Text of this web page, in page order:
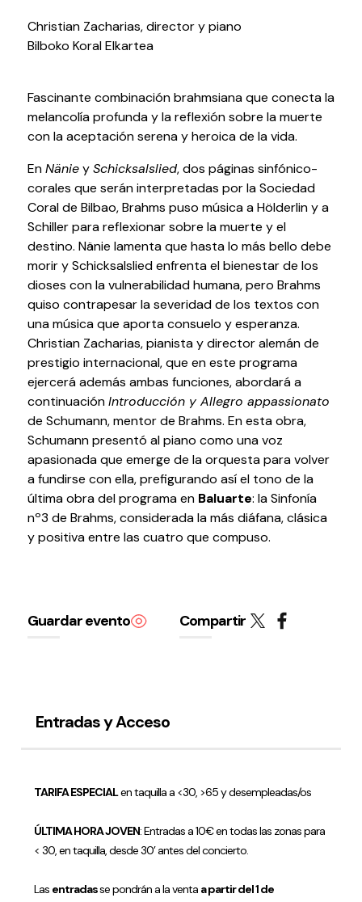
Histórico
Espacios
Tour Virtual
Organizar evento
Testimonios
Últimos Eventos
Baluarte
¿Qué es Baluarte?
Taquilla
Cómo llegar
Contacto
Espacio accesible
Actualidad
Noticias
Proyecto Estratégico
Preguntas frecuentes
Christian Zacharias, director y piano
Bilboko Koral Elkartea
Fascinante combinación brahmsiana que conecta la
melancolía profunda y la reflexión sobre la muerte
con la aceptación serena y heroica de la vida.
EnNänieySchicksalslied, dos páginas sinfónico-
corales que serán interpretadas por la Sociedad
Coral de Bilbao, Brahms puso música a Hölderlin y a
Schiller para reflexionar sobre la muerte y el
destino. Nänie lamenta que hasta lo más bello debe
morir y Schicksalslied enfrenta el bienestar de los
dioses con la vulnerabilidad humana, pero Brahms
quiso contrapesar la severidad de los textos con
una música que aporta consuelo y esperanza.
Christian Zacharias, pianista y director alemán de
prestigio internacional, que en este programa
ejercerá además ambas funciones, abordará a
continuaciónIntroducción y Allegro appassionato
de Schumann, mentor de Brahms. En esta obra,
Schumann presentó al piano como una voz
apasionada que emerge de la orquesta para volver
a fundirse con ella, prefigurando así el tono de la
última obra del programa en Baluarte: la Sinfonía
nº3 de Brahms, considerada la más diáfana, clásica
y positiva entre las cuatro que compuso.
Guardar evento Compartir
Entradas y Acceso
TARIFA ESPECIALen taquilla a <30, >65 y desempleadas/os
ÚLTIMA HORA JOVEN: Entradas a 10€ en todas las zonas para
< 30, en taquilla, desde 30’ antes del concierto.
Las entradasse pondrán a la venta a partir del 1 de